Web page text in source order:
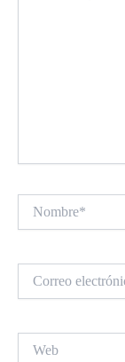
electrónico*